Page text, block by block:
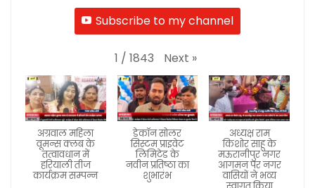
Subscribe to my channel
1 / 1843 Next »
अग्रवाल महिला
वूमन्स क्लब के
तत्वावधान में
हरियाली तीज
कार्यक्रम सम्पन्न
डेकॉन सोलर
सिस्टम प्राइवेट
लिमिटेड के
नवीन प्रतिष्ठा का
शुभारंभ
अध्यक्ष राम
किशोर साहू के
मऊरानीपुर नगर
आगमन पर नगर
वासियों ने भव्य